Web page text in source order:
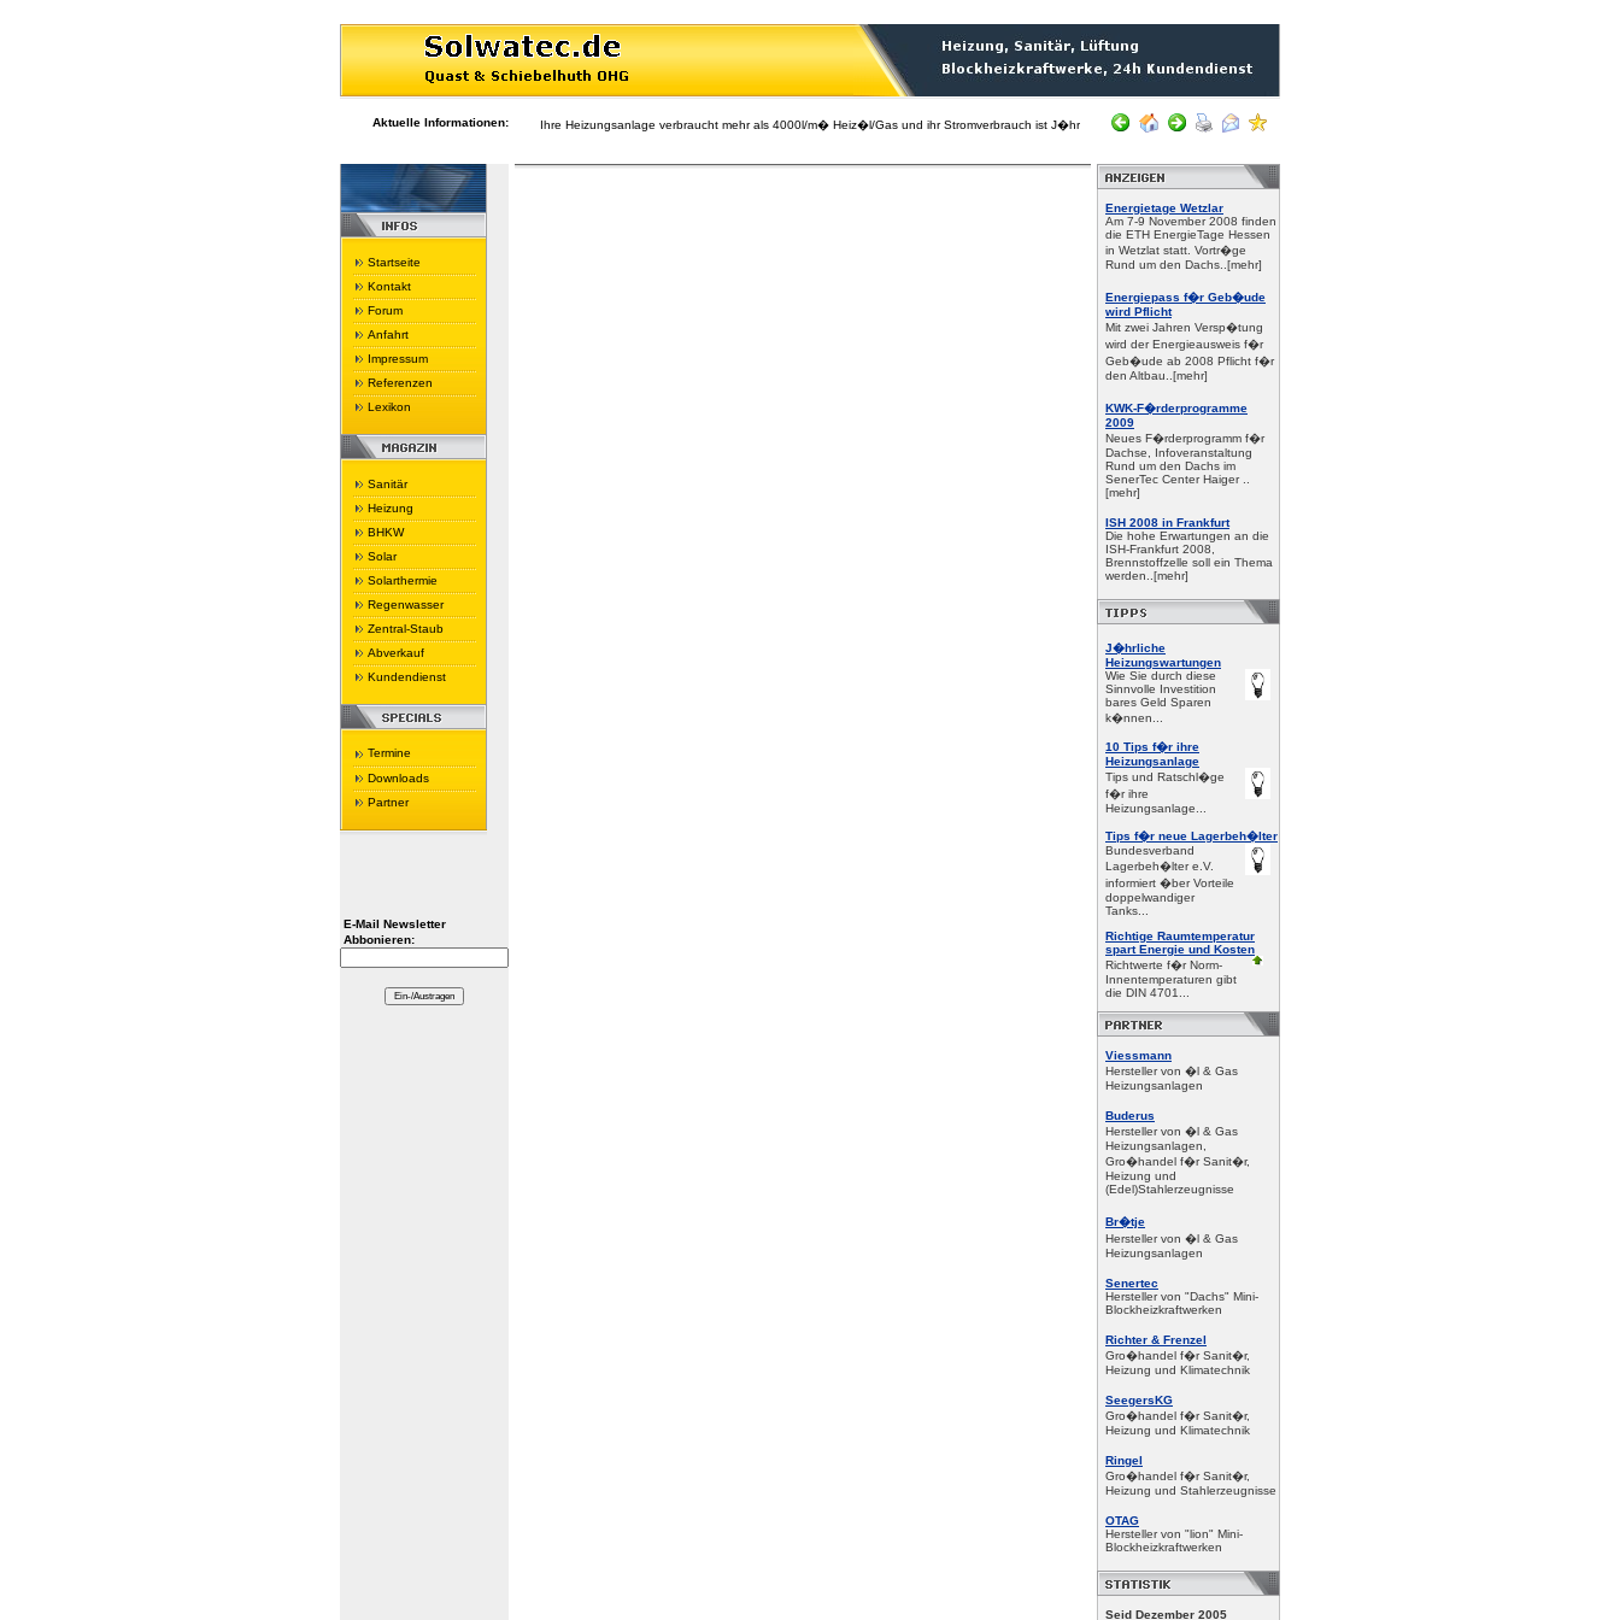
Aktuelle Informationen: Ihre Heizungsanlage verbraucht mehr als 4000l/m� Heiz�l/Gas und ihr Stromverbrauch ist J�hrlich gr�sser als 3500kWh? ... Mit einem
Startseite
Kontakt
Forum
Anfahrt
Impressum
Referenzen
Lexikon
Sanitär
Heizung
BHKW
Solar
Solarthermie
Regenwasser
Zentral-Staub
Abverkauf
Kundendienst
Termine
Downloads
Partner
E-Mail Newsletter
Abbonieren:
Energietage Wetzlar
Am 7-9 November 2008 finden
die ETH EnergieTage Hessen
in Wetzlat statt. Vortr�ge
Rund um den Dachs..[mehr]
Energiepass f�r Geb�ude
wird Pflicht
Mit zwei Jahren Versp�tung
wird der Energieausweis f�r
Geb�ude ab 2008 Pflicht f�r
den Altbau..[mehr]
KWK-F�rderprogramme
2009
Neues F�rderprogramm f�r
Dachse, Infoveranstaltung
Rund um den Dachs im
SenerTec Center Haiger ..
[mehr]
ISH 2008 in Frankfurt
Die hohe Erwartungen an die
ISH-Frankfurt 2008,
Brennstoffzelle soll ein Thema
werden..[mehr]
J�hrliche
Heizungswartungen
Wie Sie durch diese
Sinnvolle Investition
bares Geld Sparen
k�nnen...
10 Tips f�r ihre
Heizungsanlage
Tips und Ratschl�ge
f�r ihre
Heizungsanlage...
Tips f�r neue Lagerbeh�lter
Bundesverband
Lagerbeh�lter e.V.
informiert �ber Vorteile
doppelwandiger
Tanks...
Richtige Raumtemperatur
spart Energie und Kosten
Richtwerte f�r Norm-
Innentemperaturen gibt
die DIN 4701...
Viessmann
Hersteller von �l & Gas
Heizungsanlagen
Buderus
Hersteller von �l & Gas
Heizungsanlagen,
Gro�handel f�r Sanit�r,
Heizung und
(Edel)Stahlerzeugnisse
Br�tje
Hersteller von �l & Gas
Heizungsanlagen
Senertec
Hersteller von "Dachs" Mini-
Blockheizkraftwerken
Richter & Frenzel
Gro�handel f�r Sanit�r,
Heizung und Klimatechnik
SeegersKG
Gro�handel f�r Sanit�r,
Heizung und Klimatechnik
Ringel
Gro�handel f�r Sanit�r,
Heizung und Stahlerzeugnisse
OTAG
Hersteller von "lion" Mini-
Blockheizkraftwerken
Seid Dezember 2005